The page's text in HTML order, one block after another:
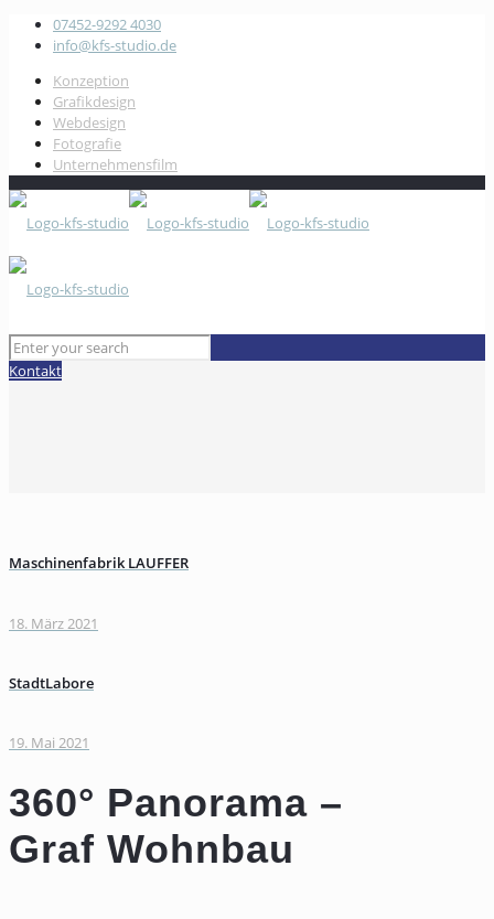
07452-9292 4030
info@kfs-studio.de
Konzeption
Grafikdesign
Webdesign
Fotografie
Unternehmensfilm
Kontakt
Maschinenfabrik LAUFFER
18. März 2021
StadtLabore
19. Mai 2021
360° Panorama –
Graf Wohnbau